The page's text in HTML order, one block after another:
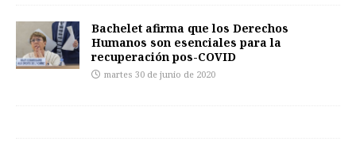
Bachelet afirma que los Derechos
Humanos son esenciales para la
recuperación pos-COVID
martes 30 de junio de 2020